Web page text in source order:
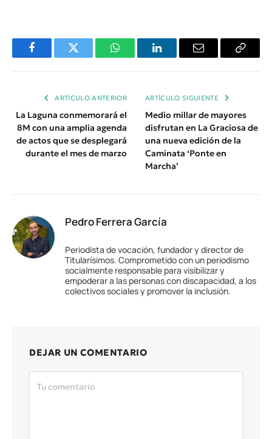
FacebookTwitter WhatsAppLinkedInEmail
Copiar
ARTÍCULO ANTERIOR
La Laguna conmemorará el
8M con una amplia agenda
de actos que se desplegará
durante el mes de marzo
ARTÍCULO SIGUIENTE
Medio millar de mayores
disfrutan en La Graciosa de
una nueva edición de la
Caminata ‘Ponte en
Marcha’
Pedro Ferrera García
Periodista de vocación, fundador y director de
Titularísimos. Comprometido con un periodismo
socialmente responsable para visibilizar y
empoderar a las personas con discapacidad, a los
colectivos sociales y promover la inclusión.
DEJAR UN COMENTARIO